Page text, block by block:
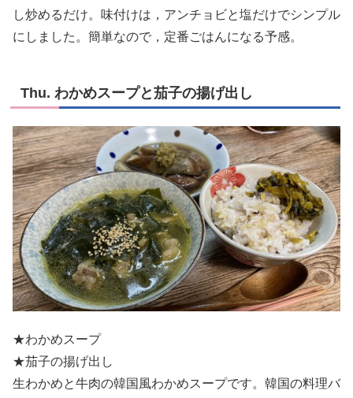
し炒めるだけ。味付けは，アンチョビと塩だけでシンプル
にしました。簡単なので，定番ごはんになる予感。
Thu. わかめスープと茄子の揚げ出し
★わかめスープ
★茄子の揚げ出し
生わかめと牛肉の韓国風わかめスープです。韓国の料理バ